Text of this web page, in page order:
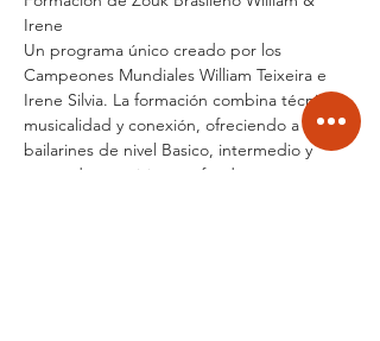
Irene
Un programa único creado por los
Campeones Mundiales William Teixeira e
Irene Silvia. La formación combina técnica,
musicalidad y conexión, ofreciendo a
bailarines de nivel Basico, intermedio y
avanzado una visión profunda y